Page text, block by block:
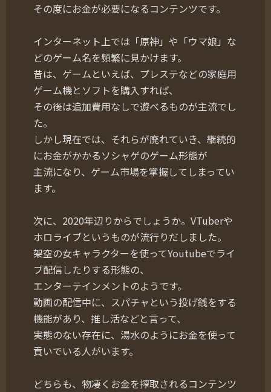
その度にお金が必要になるコンテンツです。
インターネット上では「原神」や「ウマ娘」な
どのゲーム名を頻繁に見かけます。
昔は、ゲームといえば、プレステなどの家庭用
ゲーム機とソフトを購入すれば、
その後は追加費用なしで遊べるものが主流でし
た。
しかし現在では、それらが廃れていき、継続的
にお金がかかるソシャゲのゲーム形態が
主流になり、ゲーム市場を掌握してしまってい
ます。
次に、2020年辺りからでしょうか。VTuberや
ホロライブというものが流行りだしました。
架空の女キャラクターを使ってYoutubeでライ
ブ配信したりする形態の、
エンターテインメントのようです。
動画の配信中に、スパチャという投げ銭をする
機能があり、推し活などと言って、
実態のない存在に、湯水のようにお金を使って
貢いでいる人がいます。
どちらも、物凄くお金を搾取されるコンテンツ